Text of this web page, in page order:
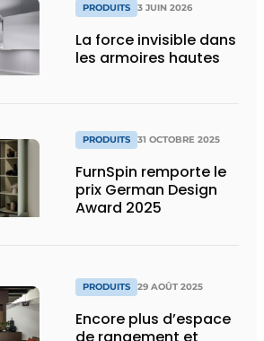
PRODUITS 3 JUIN 2026
La force invisible dans
les armoires hautes
PRODUITS 31 OCTOBRE 2025
FurnSpin remporte le
prix German Design
Award 2025
PRODUITS 29 AOÛT 2025
Encore plus d’espace